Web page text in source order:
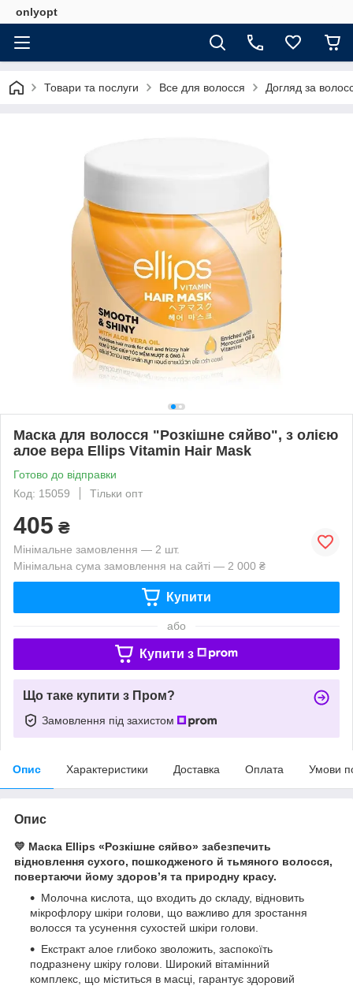
onlyopt
Товари та послуги Все для волосся Догляд за
Маска для волосся "Розкішне сяйво", з олією
алое вера Ellips Vitamin Hair Mask
Готово до відправки
Код: 15059
Тільки опт
405 ₴
Мінімальне замовлення — 2 шт.
Мінімальна сума замовлення на сайті — 2 000 ₴
Купити
або
Купити з
Що таке купити з Пром?
Замовлення під захистом
Опис Характеристики Доставка Оплата Умови
Опис
💛 Маска Ellips «Розкішне сяйво» забезпечить
відновлення сухого, пошкодженого й тьмяного волосся,
повертаючи йому здоров’я та природну красу.
Молочна кислота, що входить до складу, відновить
мікрофлору шкіри голови, що важливо для зростання
волосся та усунення сухостей шкіри голови.
Екстракт алое глибоко зволожить, заспокоїть
подразнену шкіру голови. Широкий вітамінний
комплекс, що міститься в масці, гарантує здоровий